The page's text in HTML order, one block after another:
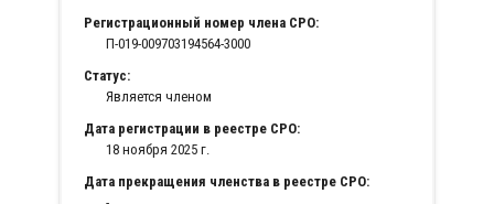
Регистрационный номер члена СРО:
П-019-009703194564-3000
Статус:
Является членом
Дата регистрации в реестре СРО:
18 ноября 2025 г.
Дата прекращения членства в реестре СРО: